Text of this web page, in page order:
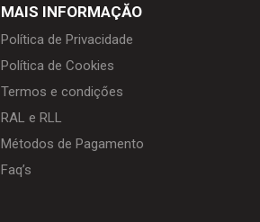
MAIS INFORMAÇĂO
Política de Privacidade
Política de Cookies
Termos e condiçőes
RAL e RLL
Métodos de Pagamento
Faq’s